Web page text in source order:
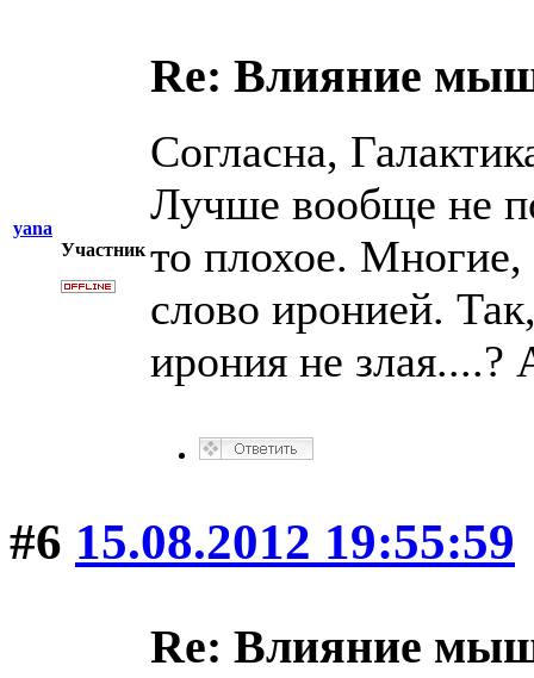
yana
Участник
Re: Влияние
Согласна,
Лучше вообще не
то плохое.
слово иронией.
ирония не злая....?
#6 15.08.2012 19:55:59
Re: Влияние